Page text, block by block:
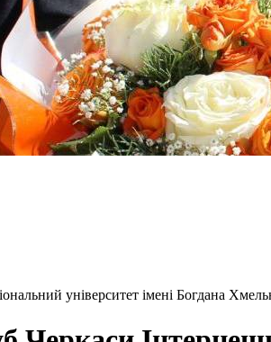
університет імені Богдана